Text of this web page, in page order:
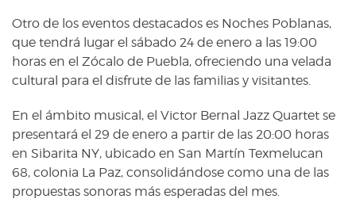
Otro de los eventos destacados es Noches Poblanas,
que tendrá lugar el sábado 24 de enero a las 19:00
horas en el Zócalo de Puebla, ofreciendo una velada
cultural para el disfrute de las familias y visitantes.
En el ámbito musical, el Victor Bernal Jazz Quartet se
presentará el 29 de enero a partir de las 20:00 horas
en Sibarita NY, ubicado en San Martín Texmelucan
68, colonia La Paz, consolidándose como una de las
propuestas sonoras más esperadas del mes.